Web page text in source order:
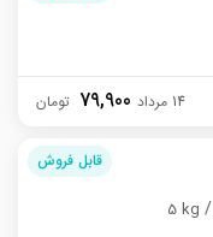
79,900 14 مرداد
قابل فروش
5 kg